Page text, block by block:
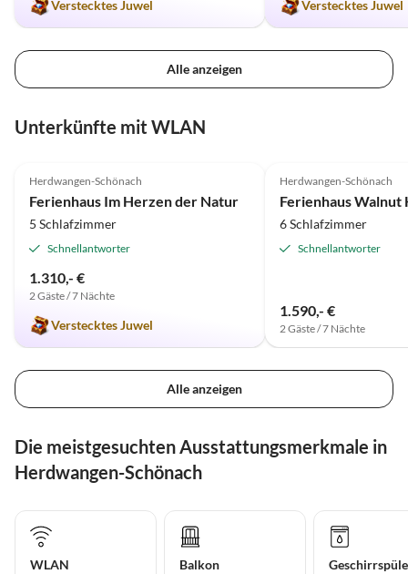
Verstecktes Juwel Verstecktes Juwel
Alle anzeigen
Unterkünfte mit WLAN
Herdwangen-Schönach
Ferienhaus Im Herzen der Natur
5 Schlafzimmer
Schnellantworter
1.310,- €
2 Gäste / 7 Nächte
Verstecktes Juwel
Herdwangen-Schönach
Ferienhaus Walnut
6 Schlafzimmer
Schnellantworter
1.590,- €
2 Gäste / 7 Nächte
Alle anzeigen
Die meistgesuchten Ausstattungsmerkmale in
Herdwangen-Schönach
WLAN Balkon